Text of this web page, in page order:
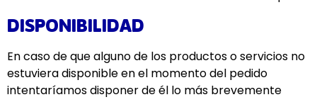
DISPONIBILIDAD
En caso de que alguno de los productos o servicios no
estuviera disponible en el momento del pedido
intentaríamos disponer de él lo más brevemente